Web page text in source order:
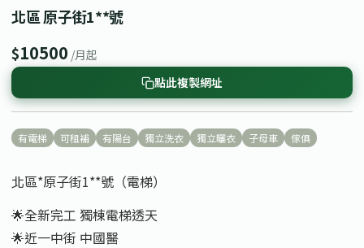
北區 原子街1**號
$10500 /月起
點此複製網址
有電梯 可租補 有陽台 獨立洗衣 獨立曬衣 子母車 傢俱
北區*原子街1**號（電梯）
🌟全新完工 獨棟電梯透天
🌟近一中街 中國醫